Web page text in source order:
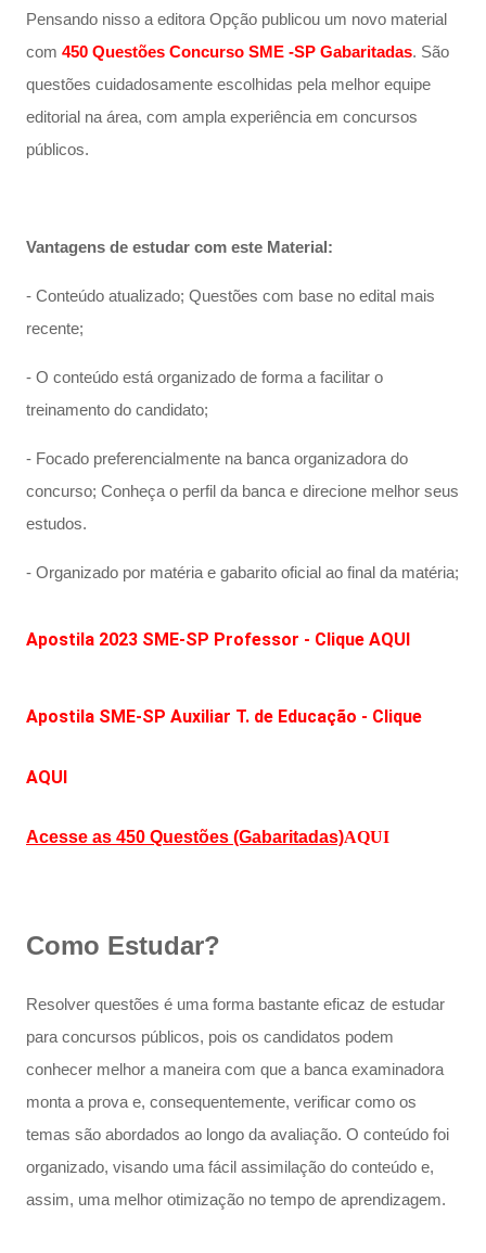
Pensando nisso a editora Opção publicou um novo material
com 450 Questões Concurso SME -SP Gabaritadas. São
questões cuidadosamente escolhidas pela melhor equipe
editorial na área, com ampla experiência em concursos
públicos.
Vantagens de estudar com este Material:
- Conteúdo atualizado; Questões com base no edital mais
recente;
- O conteúdo está organizado de forma a facilitar o
treinamento do candidato;
- Focado preferencialmente na banca organizadora do
concurso; Conheça o perfil da banca e direcione melhor seus
estudos.
- Organizado por matéria e gabarito oficial ao final da matéria;
Apostila 2023 SME-SP Professor - Clique AQUI
Apostila SME-SP Auxiliar T. de Educação - Clique
AQUI
Acesse as 450 Questões (Gabaritadas)AQUI
Como Estudar?
Resolver questões é uma forma bastante eficaz de estudar
para concursos públicos, pois os candidatos podem
conhecer melhor a maneira com que a banca examinadora
monta a prova e, consequentemente, verificar como os
temas são abordados ao longo da avaliação. O conteúdo foi
organizado, visando uma fácil assimilação do conteúdo e,
assim, uma melhor otimização no tempo de aprendizagem.